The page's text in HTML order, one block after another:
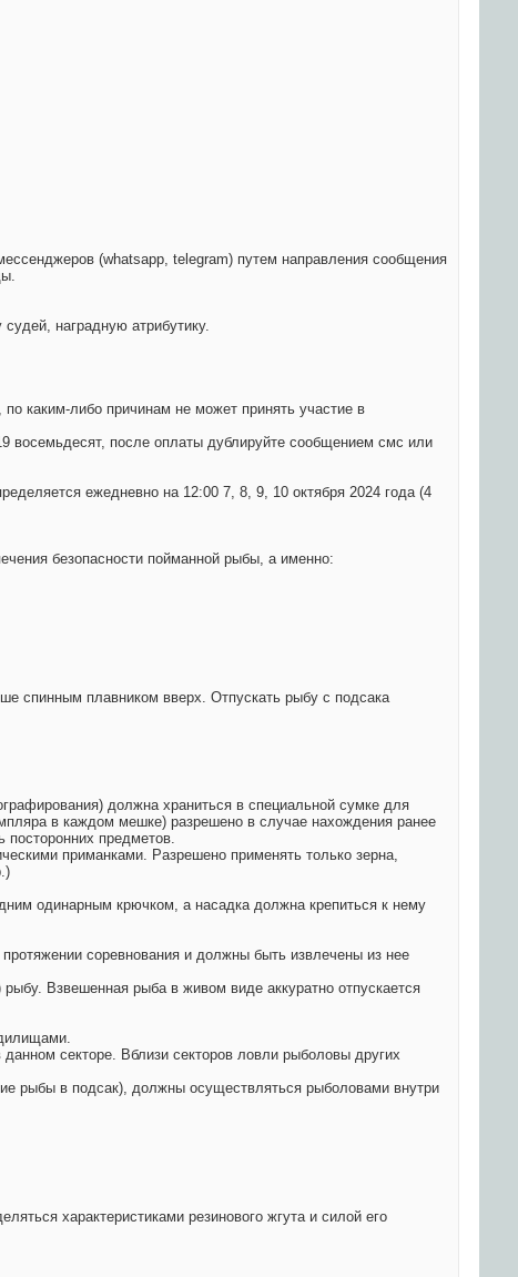
(whatsapp, telegram) путем направления сообщения
наградную атрибутику.
каким-либо причинам не может принять участие в
восемьдесят, после оплаты дублируйте сообщением смс или
ежедневно на 12:00 7, 8, 9, 10 октября 2024 года (4
безопасности пойманной рыбы, а именно:
спинным плавником вверх. Отпускать рыбу с подсака
должна храниться в специальной сумке для
в каждом мешке) разрешено в случае нахождения ранее
предметов.
приманками. Разрешено применять только зерна,
одинарным крючком, а насадка должна крепиться к нему
соревнования и должны быть извлечены из нее
Взвешенная рыба в живом виде аккуратно отпускается
секторе. Вблизи секторов ловли рыболовы других
рыбы в подсак), должны осуществляться рыболовами внутри
характеристиками резинового жгута и силой его